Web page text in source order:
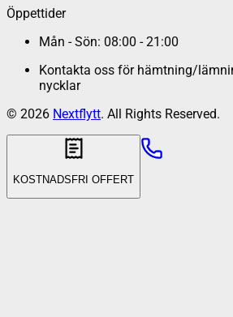
Öppettider
Mån - Sön: 08:00 - 21:00
Kontakta oss för hämtning/
nycklar
© 2026 Nextflytt. All Rights Reserved.
KOSTNADSFRI OFFERT